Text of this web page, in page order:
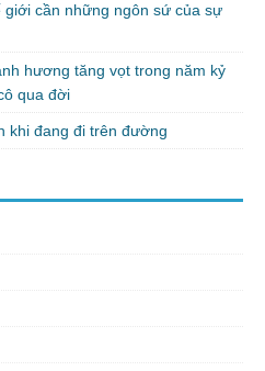
cần những ngôn sứ của sự
hương tăng vọt trong năm kỷ
qua đời
khi đang đi trên đường